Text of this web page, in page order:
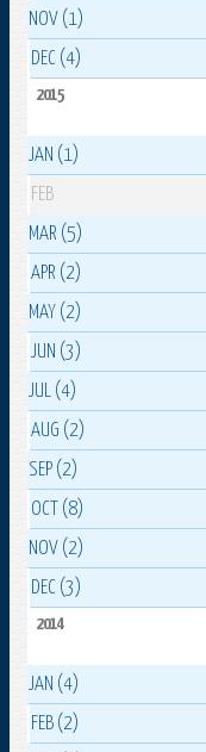
NOV (1)
DEC (4)
2015
JAN (1)
FEB
MAR (5)
APR (2)
MAY (2)
JUN (3)
JUL (4)
AUG (2)
SEP (2)
OCT (8)
NOV (2)
DEC (3)
2014
JAN (4)
FEB (2)